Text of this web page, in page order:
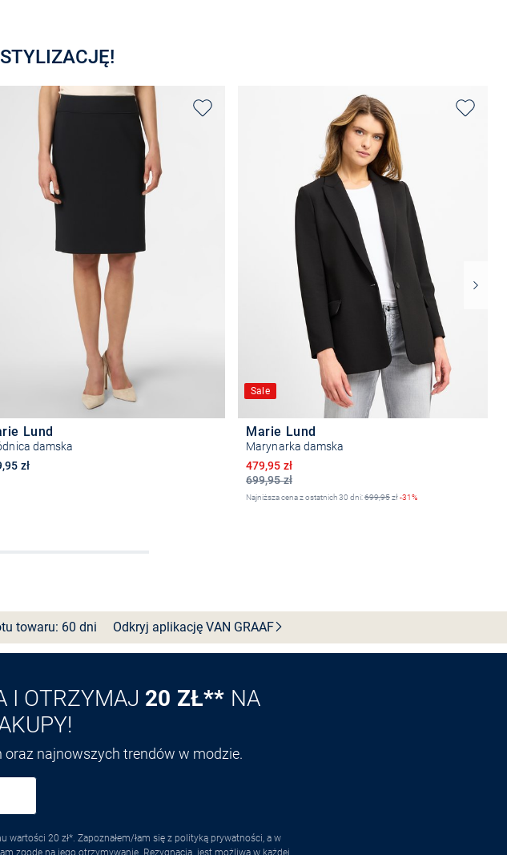
Lund
damska
zł
Sale
Marie Lund
Marynarka damska
699,95 zł
Obniżona cena
479,95 zł
Najniższa cena z ostatnich 30 dni:699,95zł-31%
towaru: 60 dni Odkryj aplikację VAN GRAAF
I OTRZYMAJ 20 ZŁ** NA
najnowszych trendów w modzie.
20 zł*. Zapoznałem/łam się z polityką prywatności, a w
zgodę na jego otrzymywanie. Rezygnacja. jest możliwa w każdej